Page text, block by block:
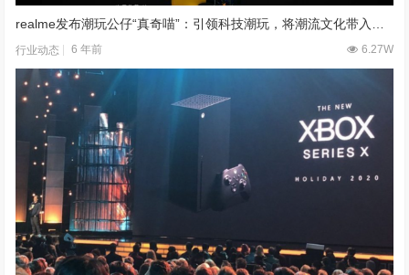
行业动态 6 年前 6.27W